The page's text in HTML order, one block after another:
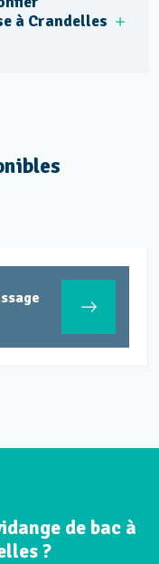
à Crandelles
de bac à
?